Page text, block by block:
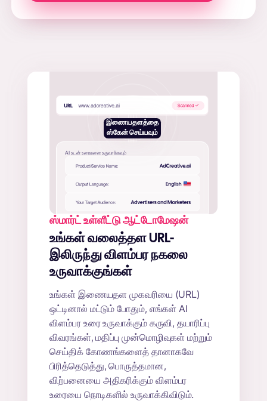
இணையதளத்தை
ஸ்கேன் செய்யவும்
AI உடன் உரைகளை உருவாக்கவும்
ஸ்மார்ட் உள்ளீட்டு ஆட்டோமேஷன்
உங்கள் வலைத்தள URL-
இலிருந்து விளம்பர நகலை
உருவாக்குங்கள்
உங்கள் இணையதள முகவரியை (URL)
ஒட்டினால் மட்டும் போதும், எங்கள் AI
விளம்பர உரை உருவாக்கும் கருவி, தயாரிப்பு
விவரங்கள், மதிப்பு முன்மொழிவுகள் மற்றும்
செய்திக் கோணங்களைத் தானாகவே
பிரித்தெடுத்து, பொருத்தமான,
விற்பனையை அதிகரிக்கும் விளம்பர
உரையை நொடிகளில் உருவாக்கிவிடும்.